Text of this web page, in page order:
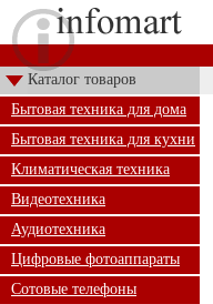
Каталог товаров
Бытовая техника для дома
Бытовая техника для кухни
Климатическая техника
Видеотехника
Аудиотехника
Цифровые фотоаппараты
Сотовые телефоны